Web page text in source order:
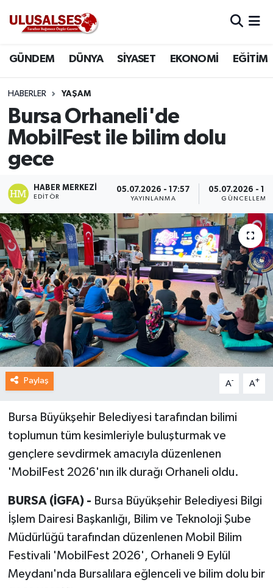
GÜNDEM DÜNYA SİYASET EKONOMİ EĞİTİM
HABERLER YAŞAM
Bursa Orhaneli'de
MobilFest ile bilim dolu
gece
HABER MERKEZI
EDITÖR
05.07.2026 - 17:57
YAYINLANMA
05.07.2026 -
GÜNCELLEME
Paylaş A- A+
Bursa Büyükşehir Belediyesi tarafından bilimi
toplumun tüm kesimleriyle buluşturmak ve
gençlere sevdirmek amacıyla düzenlenen
'MobilFest 2026'nın ilk durağı Orhaneli oldu.
BURSA (İGFA) - Bursa Büyükşehir Belediyesi Bilgi
İşlem Dairesi Başkanlığı, Bilim ve Teknoloji Şube
Müdürlüğü tarafından düzenlenen Mobil Bilim
Festivali 'MobilFest 2026', Orhaneli 9 Eylül
Meydanı'nda Bursalılara eğlenceli ve bilim dolu bir
DÜNYA
SİYASET
EKONOMİ
SAĞLIK
MAGAZİN
SPOR
Trafik Durumu
Süper Lig Puan Durumu ve Fikstür
Tüm Manşetler
Haber Arşivi